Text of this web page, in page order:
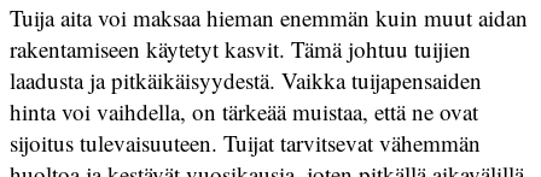
Tuija aita voi maksaa hieman enemmän kuin muut aidan
rakentamiseen käytetyt kasvit. Tämä johtuu tuijien
laadusta ja pitkäikäisyydestä. Vaikka tuijapensaiden
hinta voi vaihdella, on tärkeää muistaa, että ne ovat
sijoitus tulevaisuuteen. Tuijat tarvitsevat vähemmän